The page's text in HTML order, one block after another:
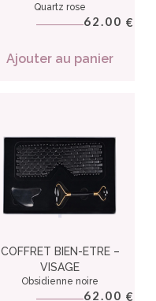
Quartz rose
62.00 €
Ajouter au panier
COFFRET BIEN-ETRE –
VISAGE
Obsidienne noire
62.00 €